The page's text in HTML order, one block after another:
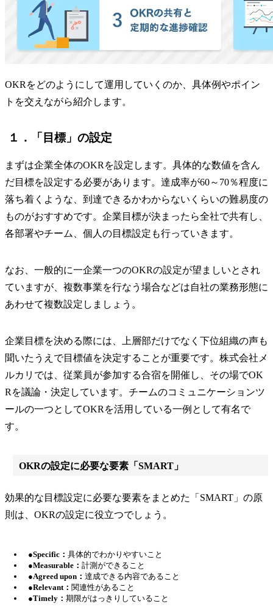
OKRをどのようにして運用していくのか、具体例やポイン
トを交えながら紹介します。
１．「目標」の設定
まずは企業全体のOKRを設定します。具体的な数値を含ん
だ目標を設定する必要があります。達成率が60～70％程度に
落ち着くような、到達できるかわからないくらいの難易度の
ものがおすすめです。企業目標が決まったら全社で共有し、
各部署やチーム、個人の目標設定も行っていきます。
なお、一般的に一企業一つのOKRの設定が望ましいとされ
ていますが、複数事業を行なう場合などは自社の業務形態に
あわせて複数設定しましょう。
企業目標を決める際には、上層部だけでなく下位組織の声も
聞いたうえで目標値を決定することが重要です。株式会社メ
ルカリでは、従業員が参加する合宿を開催し、その場でOK
Rを議論・決定しています。チームのコミュニケーションツ
ールの一つとしてOKRを活用している一例として有名で
す。
OKRの設定に必要な要素「SMART」
効果的な目標設定に必要な要素をまとめた「SMART」の原
則は、OKRの設定に役立つでしょう。
●Specific： 具体的でわかりやすいこと
●Measurable： 計測ができること
●Agreed upon： 達成できる内容であること
●Relevant： 関連性があること
●Timely： 期限がはっきりしていること